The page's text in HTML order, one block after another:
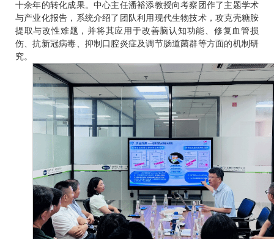
十余年的转化成果。中心主任潘裕添教授向考察团作了主题学术
与产业化报告，系统介绍了团队利用现代生物技术，攻克壳糖胺
提取与改性难题，并将其应用于改善脑认知功能、修复血管损
伤、抗新冠病毒、抑制口腔炎症及调节肠道菌群等方面的机制研
究。